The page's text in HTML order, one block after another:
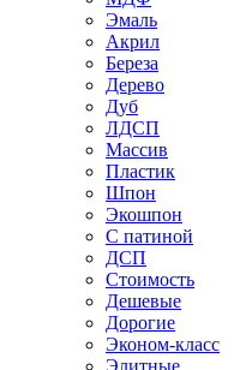
Эмаль
Акрил
Береза
Дерево
Дуб
ЛДСП
Массив
Пластик
Шпон
Экошпон
С патиной
ДСП
Стоимость
Дешевые
Дорогие
Эконом-класс
Элитные